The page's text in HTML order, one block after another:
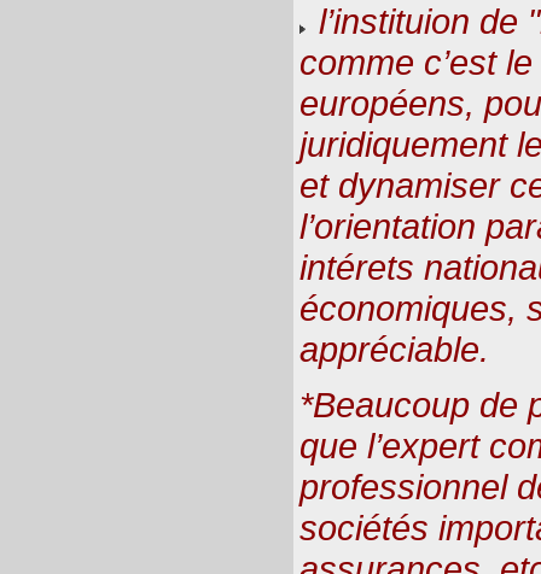
l’instituion de
comme c’est
européens,
juridiquement
et dynamiser
l’orientation
intérets
économiques,
appréciable.
*Beaucoup de
que l’expert
professionnel
sociétés